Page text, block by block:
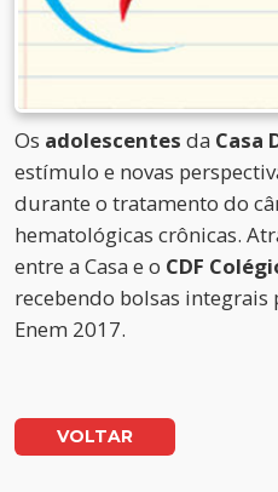
Os adolescentes da Casa
estímulo e novas
durante o tratamento do
hematológicas crônicas.
entre a Casa e o CDF
recebendo bolsas integrais
Enem 2017.
VOLTAR